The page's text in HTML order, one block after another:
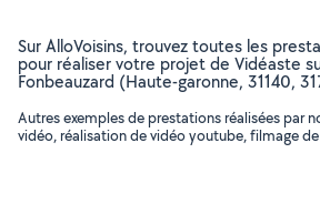
Sur AlloVoisins, trouvez toutes les
pour réaliser votre projet de Vidéaste
Fonbeauzard (Haute-garonne, 31140,
Autres exemples de prestations réalisées par
vidéo, réalisation de vidéo youtube, filmage